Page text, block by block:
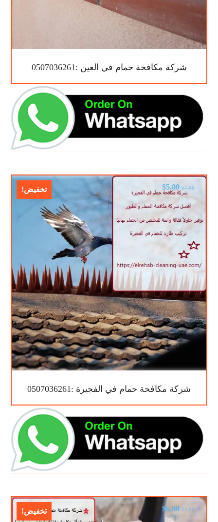
شركة مكافحة حمام في العين :0507036261
تخفيض!
شركة مكافحة حمام في الفجيرة :0507036261
$7.00
$5.00
تخفيض! $9.00
$6.00